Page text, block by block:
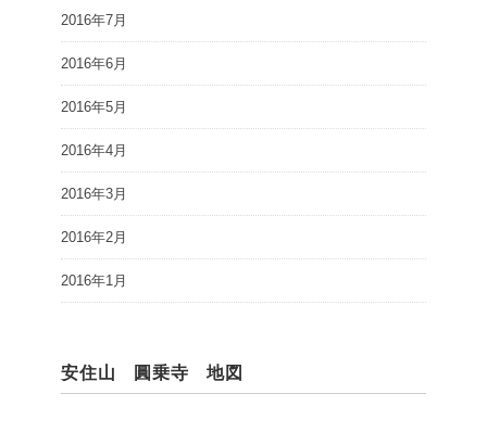
2016年7月
2016年6月
2016年5月
2016年4月
2016年3月
2016年2月
2016年1月
安住山 圓乗寺 地図